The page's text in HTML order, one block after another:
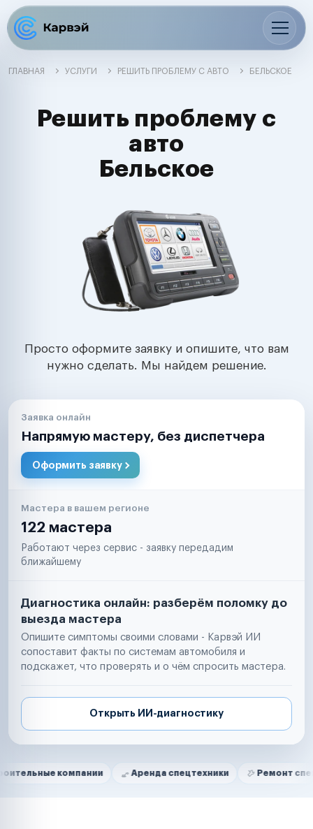
ГЛАВНАЯ УСЛУГИ РЕШИТЬ ПРОБЛЕМУ С АВТО БЕЛЬСКОЕ
Решить проблему с
авто
Бельское
Просто оформите заявку и опишите, что вам
нужно сделать. Мы найдем решение.
Заявка онлайн
Напрямую мастеру, без диспетчера
Оформить заявку
Мастера в вашем регионе
122 мастера
Работают через сервис - заявку передадим
ближайшему
Диагностика онлайн: разберём поломку до
выезда мастера
Опишите симптомы своими словами - Карвэй ИИ
сопоставит факты по системам автомобиля и
подскажет, что проверять и о чём спросить мастера.
Открыть ИИ-диагностику
Нам доверяют
компании Аренда спецтехники Ремонт спецтехники
Маркетплейсы